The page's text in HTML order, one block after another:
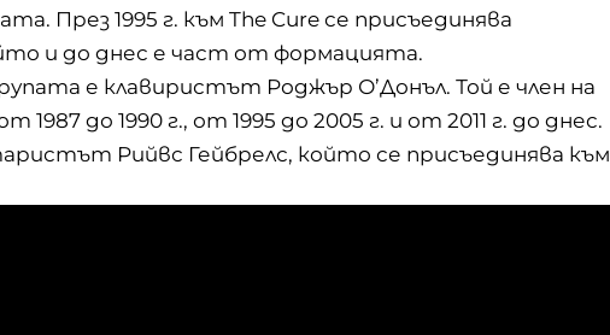
През 1995 г. към The Cure се присъединява
и до днес е част от формацията.
е клавиристът Роджър О’Донъл. Той е член на
1987 до 1990 г., от 1995 до 2005 г. и от 2011 г. до днес.
Рийвс Гейбрелс, който се присъединява към